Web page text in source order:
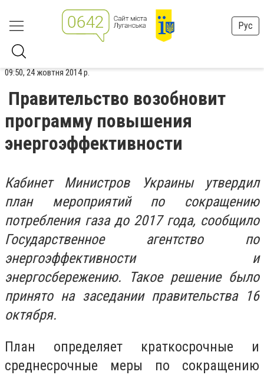
Рус
09:50, 24 жовтня 2014 р.
Правительство возобновит
программу повышения
энергоэффективности
Кабинет Министров Украины утвердил
план мероприятий по сокращению
потребления газа до 2017 года, сообщило
Государственное агентство по
энергоэффективности и
энергосбережению. Такое решение было
принято на заседании правительства 16
октября.
План определяет краткосрочные и
среднесрочные меры по сокращению